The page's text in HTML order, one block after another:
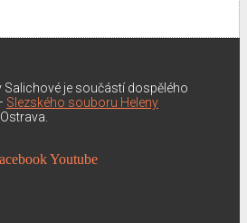
Salichové je součástí dospělého
Slezského souboru Heleny
Youtube